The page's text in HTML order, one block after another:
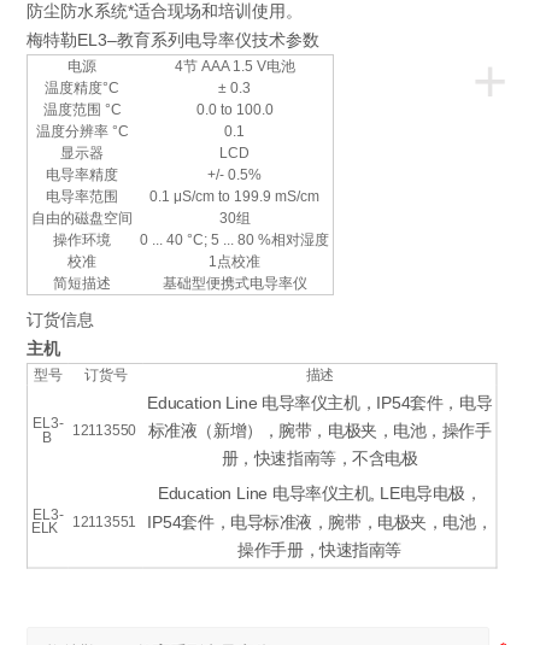
防尘防水系统*适合现场和培训使用。
梅特勒EL3–教育系列电导率仪技术参数
+
电源
4节 AAA 1.5 V电池
温度精度°C
± 0.3
温度范围 °C
0.0 to 100.0
温度分辨率 °C
0.1
显示器
LCD
电导率精度
+/- 0.5%
电导率范围
0.1 μS/cm to 199.9 mS/cm
自由的磁盘空间
30组
操作环境
0 ... 40 °C; 5 ... 80 %相对湿度
校准
1点校准
简短描述
基础型便携式电导率仪
订货信息
主机
型号 订货号 描述
EL3-
B
12113550
Education Line 电导率仪主机，IP54套件，电导
标准液（新增），腕带，电极夹，电池，操作手
册，快速指南等，不含电极
EL3-
ELK
12113551
Education Line 电导率仪主机, LE电导电极，
IP54套件，电导标准液，腕带，电极夹，电池，
操作手册，快速指南等